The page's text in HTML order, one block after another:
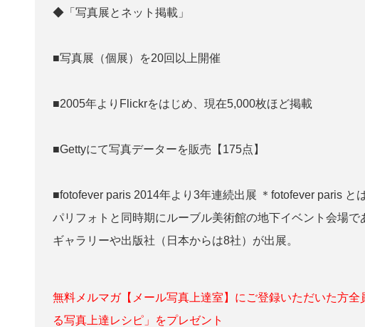
◆「写真展とネット掲載」
■写真展（個展）を20回以上開催
■2005年よりFlickrをはじめ、現在5,000枚ほど掲載
■Gettyにて写真データーを販売【175点】
■fotofever paris 2014年より3年連続出展 ＊fotofever paris
パリフォトと同時期にルーブル美術館の地下イベント会場
ギャラリーや出版社（日本からは8社）が出展。
無料メルマガ【メール写真上達室】にご登録いただいた方
る写真上達レシピ」をプレゼント